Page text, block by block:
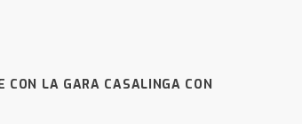
CON LA GARA CASALINGA CON